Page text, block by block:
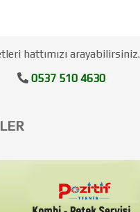
hattımızı arayabilirsiniz.
0537 510 4630